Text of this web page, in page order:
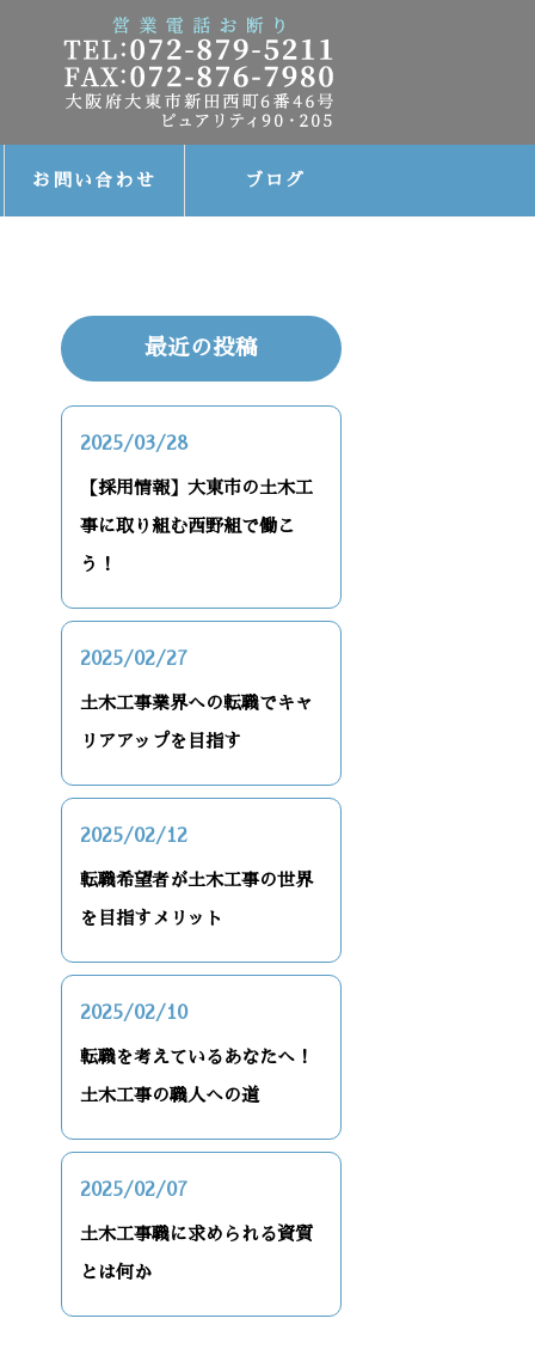
お問い合わせ ブログ
最近の投稿
2025/03/28
【採用情報】大東市の土木工
事に取り組む西野組で働こ
う！
2025/02/27
土木工事業界への転職でキャ
リアアップを目指す
2025/02/12
転職希望者が土木工事の世界
を目指すメリット
2025/02/10
転職を考えているあなたへ！
土木工事の職人への道
2025/02/07
土木工事職に求められる資質
とは何か